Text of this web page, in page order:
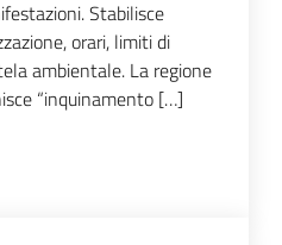
Stabilisce
orari, limiti di
ambientale. La regione
“inquinamento […]